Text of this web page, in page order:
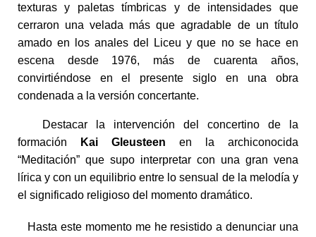
texturas y paletas tímbricas y de intensidades que
cerraron una velada más que agradable de un título
amado en los anales del Liceu y que no se hace en
escena desde 1976, más de cuarenta años,
convirtiéndose en el presente siglo en una obra
condenada a la versión concertante.
Destacar la intervención del concertino de la
formación
Kai Gleusteen en la archiconocida
“Meditación” que supo interpretar con una gran vena
lírica y con un equilibrio entre lo sensual de la melodía y
el significado religioso del momento dramático.
Hasta este momento me he resistido a denunciar una